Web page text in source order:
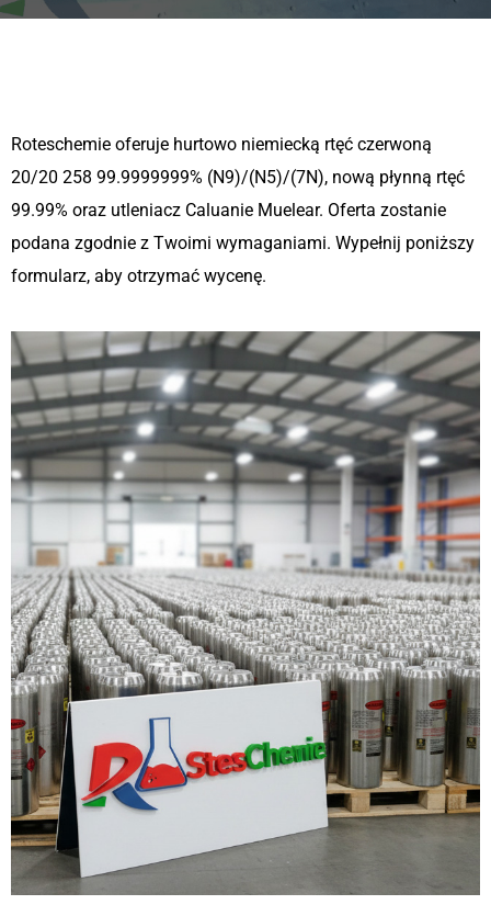
Roteschemie oferuje hurtowo niemiecką rtęć czerwoną
20/20 258 99.9999999% (N9)/(N5)/(7N), nową płynną rtęć
99.99% oraz utleniacz Caluanie Muelear. Oferta zostanie
podana zgodnie z Twoimi wymaganiami. Wypełnij poniższy
formularz, aby otrzymać wycenę.